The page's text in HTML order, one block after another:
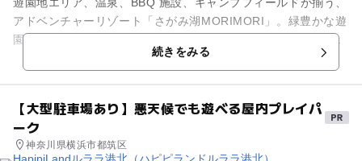
アドベンチャーリゾート「さがみ湖MORIMORI」。緑豊かな遊
園地エリアには、アスレチックや迷路、乗り物アトラクショ
続きをみる
【大型駐車場あり】悪天候でも遊べる屋内プレイパ
ーク
神奈川県横浜市都筑区